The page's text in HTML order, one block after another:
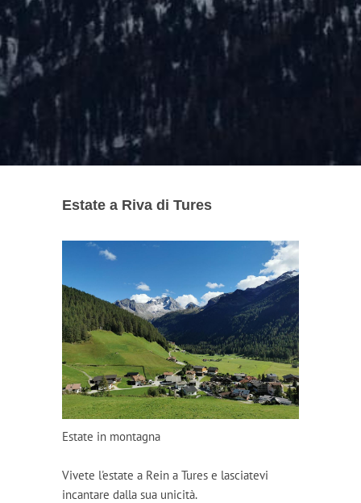
Estate a Riva di Tures
Estate in montagna
Vivete l'estate a Rein a Tures e lasciatevi
incantare dalla sua unicità.